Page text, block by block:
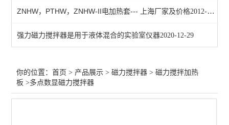
查看全部 >>
ZNHW，PTHW，ZNHW-II电加热套--- 上海厂家及价格2012-05-31
强力磁力搅拌器是用于液体混合的实验室仪器2020-12-29
你的位置：首页 > 产品展示 >磁力搅拌器 >磁力搅拌加热
板 >多点数显磁力搅拌器